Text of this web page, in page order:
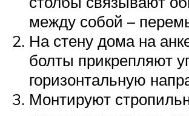
между собой –
На стену дома на
болты прикрепляют
горизонтальную
Монтируют